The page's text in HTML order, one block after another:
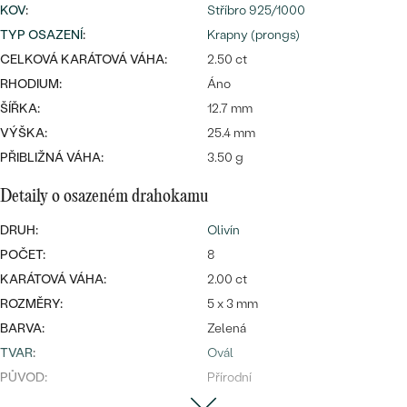
Nejprodávanější
snubní prsteny
PROHLÉDNOUT
DLE MATERIÁLU
ZLATO
PLATINA
STŘÍBRO
S DRAHOKAMY
S LAB-GROWN DIAMANTY
S PERLAMI
PERSONALIZOVANÉ
SYMBOLICKÉ
MINIMALISTICKÉ
PODLE PŘÍLEŽITOSTI
Nejprodávanější
CENOVĚ DOSTUPNÉ
LUXUSNÍ
LUXUSNÍ
KOV:
Stříbro 925/1000
TYP OSAZENÍ:
Krapny (prongs)
CELKOVÁ KARÁTOVÁ VÁHA:
2.50 ct
RHODIUM:
Áno
ŠÍŘKA:
12.7 mm
VÝŠKA:
25.4 mm
PŘIBLIŽNÁ VÁHA:
3.50 g
Detaily o osazeném drahokamu
DRUH:
Olivín
POČET:
8
KARÁTOVÁ VÁHA:
2.00 ct
ROZMĚRY:
5 x 3 mm
BARVA:
Zelená
TVAR:
Ovál
PŮVOD:
Přírodní